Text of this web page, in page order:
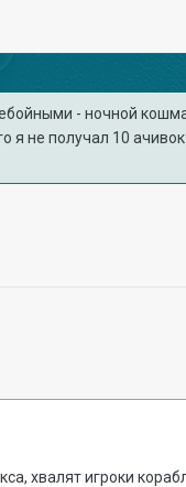
- ночной
я не получал 10
хвалят игроки